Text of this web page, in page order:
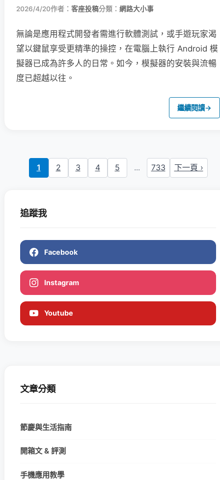
2026/4/20作者： 客座投稿分類： 網路大小事
無論是應用程式開發者需進行軟體測試，或手遊玩家渴
望以鍵鼠享受更精準的操控，在電腦上執行 Android 模
擬器已成為許多人的日常。如今，模擬器的安裝與流暢
度已超越以往。
繼續閱讀→
1 2 3 4 5 ... 733 下一頁 ›
追蹤我
Facebook
Instagram
Youtube
文章分類
節慶與生活指南
開箱文 & 評測
手機應用教學